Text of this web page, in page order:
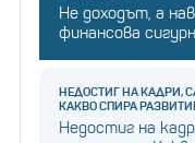
Не доходът, а
финансова
НЕДОСТИГ НА КАДРИ,
КАКВО СПИРА
Недостиг на